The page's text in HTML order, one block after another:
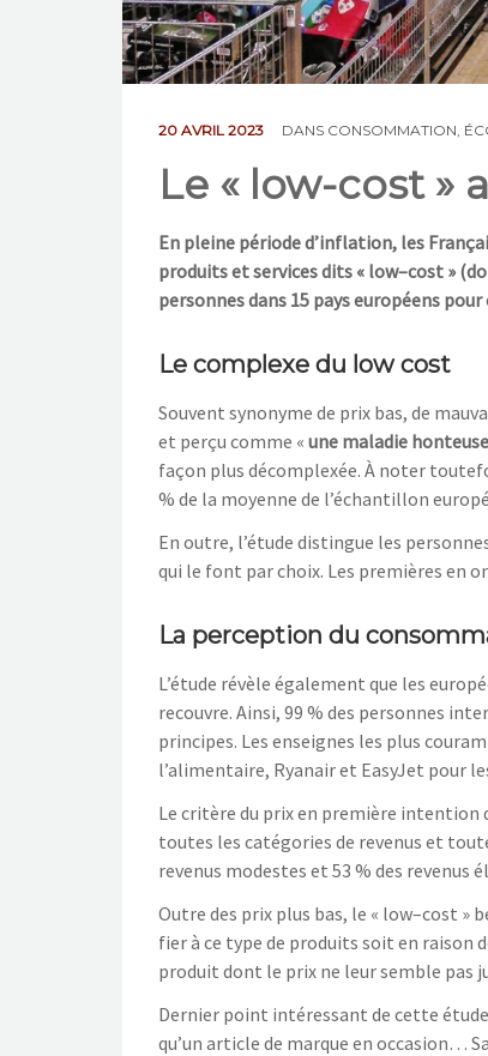
20 AVRIL 2023 DANS CONSOMMATION
Le « low-cost »
En pleine période d’inflation, les
produits et services dits « low–cost »
personnes dans 15 payseuropéens
Le complexe du low cost
Souvent synonyme de prix bas, de
et perçu comme « une maladie honteuse
façon plus décomplexée. À noter
% de la moyenne de l’échantillon
En outre, l’étude distingue les
qui le font par choix. Les premières en
La perception du
L’étude révèle également que les
recouvre. Ainsi, 99 % des personnes
principes. Les enseignes les plus
l’alimentaire, Ryanair et EasyJet pour
Le critère du prix en première intention
toutes les catégories de revenus et
revenus modestes et 53 % des revenus
Outre des prix plus bas, le « low–cost »
fier à ce type de produits soit en raison
produit dont le prix ne leur semble pas
Dernier point intéressant de cette
qu’un article de marque en occasion…